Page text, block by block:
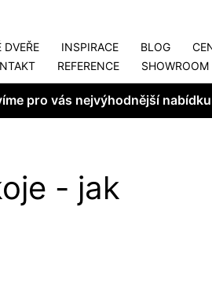
DVEŘE INSPIRACE BLOG
REFERENCE SHOWROOM
pro vás nejvýhodnější
- jak